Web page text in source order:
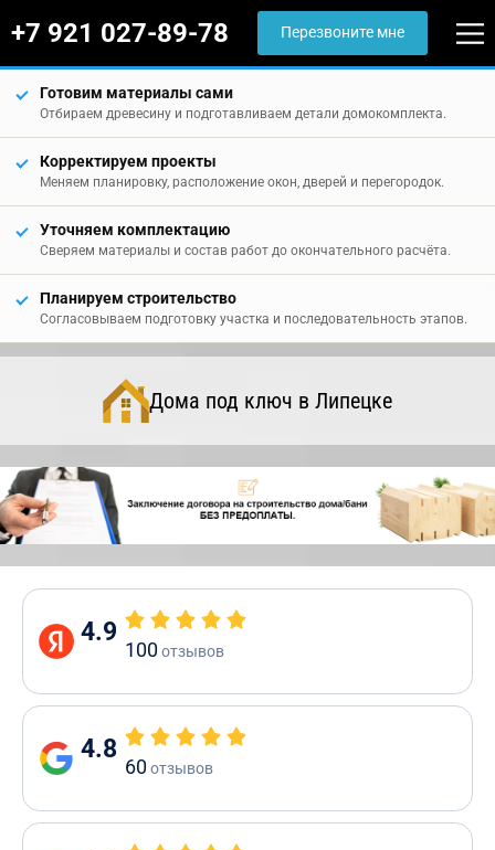
+7 921 027-89-78 Перезвоните мне
Готовим материалы сами
Отбираем древесину и подготавливаем детали домокомплекта.
Корректируем проекты
Меняем планировку, расположение окон, дверей и перегородок.
Уточняем комплектацию
Сверяем материалы и состав работ до окончательного расчёта.
Планируем строительство
Согласовываем подготовку участка и последовательность этапов.
Дома под ключ в Липецке
4.9
100отзывов
4.8
60отзывов